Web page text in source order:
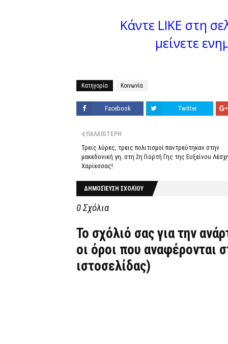
Κάντε LIKE στη
μείνετε
Κατηγορία Κοινωνία
Facebook Twitter
ΠΑΛΑΙΌΤΕΡΗ
Τρεις λύρες, τρεις πολιτισμοί παντρεύτηκαν στην
μακεδονική γη..στη 2η Γιορτή Γης της Ευξείνου
Χαρίεσσας!
ΔΗΜΟΣΊΕΥΣΗ ΣΧΟΛΊΟΥ
0 Σχόλια
Το σχόλιό σας για την
οι όροι που αναφέρονται
ιστοσελίδας)